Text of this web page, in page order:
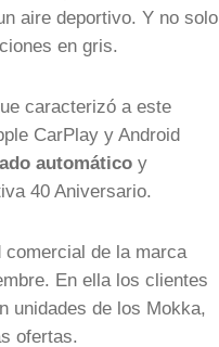
aire deportivo. Y no solo
en gris.
caracterizó a este
CarPlay y Android
automático y
40 Aniversario.
comercial de la marca
En ella los clientes
unidades de los Mokka,
ofertas.